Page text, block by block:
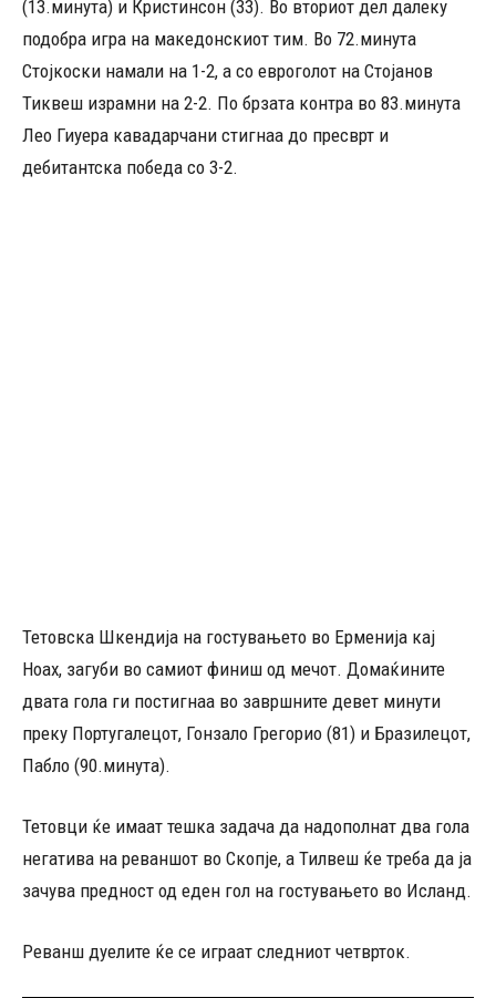
(13.минута) и Кристинсон (33). Во вториот дел далеку
подобра игра на македонскиот тим. Во 72.минута
Стојкоски намали на 1-2, а со евроголот на Стојанов
Тиквеш израмни на 2-2. По брзата контра во 83.минута
Лео Гиуера кавадарчани стигнаа до пресврт и
дебитантска победа со 3-2.
Тетовска Шкендија на гостувањето во Ерменија кај
Ноах, загуби во самиот финиш од мечот. Домаќините
двата гола ги постигнаа во завршните девет минути
преку Португалецот, Гонзало Грегорио (81) и Бразилецот,
Пабло (90.минута).
Тетовци ќе имаат тешка задача да надополнат два гола
негатива на реваншот во Скопје, а Тилвеш ќе треба да ја
зачува предност од еден гол на гостувањето во Исланд.
Реванш дуелите ќе се играат следниот четврток.